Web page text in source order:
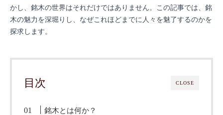
かし、銘木の世界はそれだけではありません。この記事では、銘
木の魅力を深堀りし、なぜこれほどまでに人々を魅了するのかを
探求します。
CLOSE
目次
銘木とは何か？